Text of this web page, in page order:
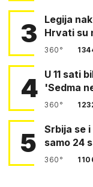
3
Legija
Hrvati su
360°
4 U 11 sati bili su pred
'Sedma
360°
5
Srbija se
samo 24
360°